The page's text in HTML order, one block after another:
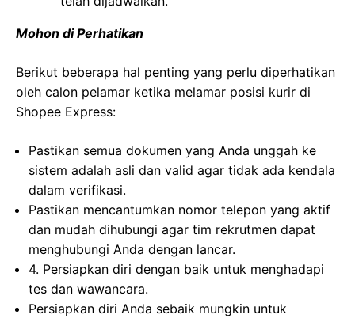
Mohon di Perhatikan
Berikut beberapa hal penting yang perlu diperhatikan
oleh calon pelamar ketika melamar posisi kurir di
Shopee Express:
Pastikan semua dokumen yang Anda unggah ke
sistem adalah asli dan valid agar tidak ada kendala
dalam verifikasi.
Pastikan mencantumkan nomor telepon yang aktif
dan mudah dihubungi agar tim rekrutmen dapat
menghubungi Anda dengan lancar.
4. Persiapkan diri dengan baik untuk menghadapi
tes dan wawancara.
Persiapkan diri Anda sebaik mungkin untuk